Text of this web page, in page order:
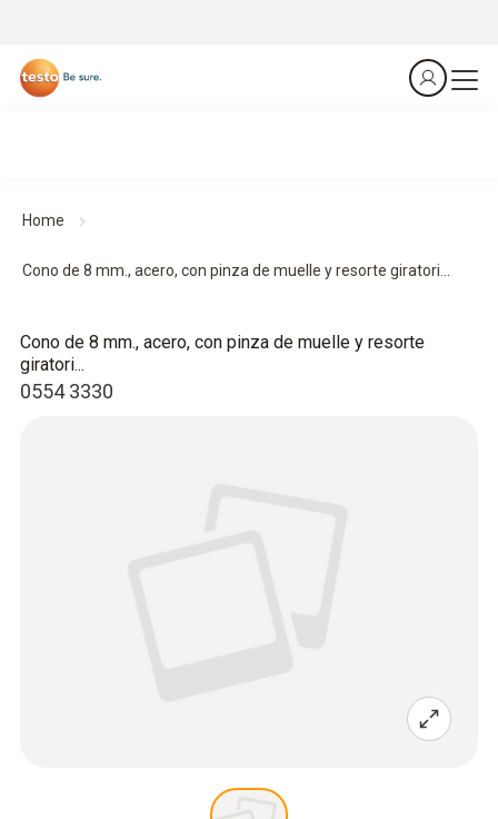
Home
Cono de 8 mm., acero, con pinza de muelle y resorte giratori...
0554 3330
Cono de 8 mm., acero, con pinza de muelle y resorte
giratori...